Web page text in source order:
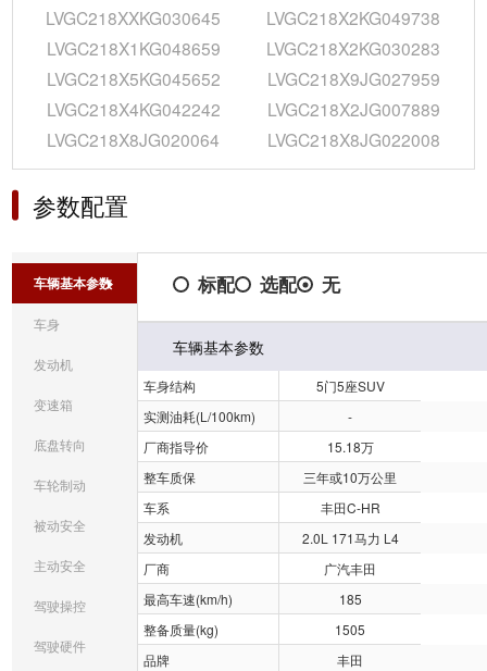
LVGC218XXKG030645
LVGC218X2KG049738
LVGC218X1KG048659
LVGC218X2KG030283
LVGC218X5KG045652
LVGC218X9JG027959
LVGC218X4KG042242
LVGC218X2JG007889
LVGC218X8JG020064
LVGC218X8JG022008
参数配置
车辆基本参数
车身
发动机
变速箱
底盘转向
车轮制动
被动安全
主动安全
驾驶操控
驾驶硬件
标配 选配 无
车辆基本参数
车身结构
5门5座SUV
实测油耗(L/100km)
-
厂商指导价
15.18万
整车质保
三年或10万公里
车系
丰田C-HR
发动机
2.0L 171马力 L4
厂商
广汽丰田
最高车速(km/h)
185
整备质量(kg)
1505
品牌
丰田